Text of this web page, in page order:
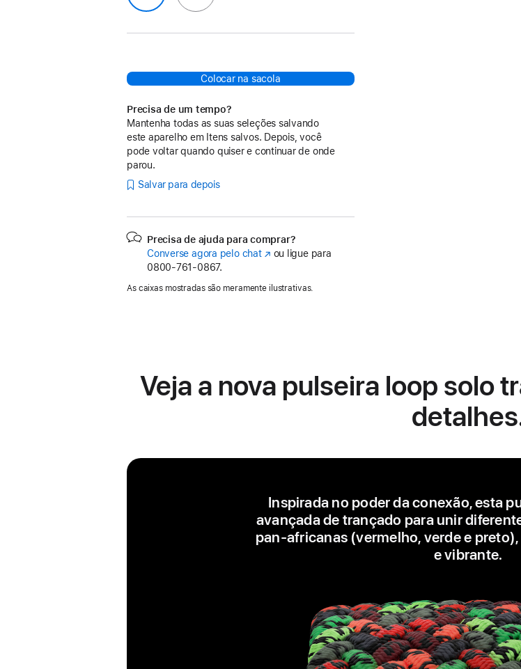
Colocar na sacola
Precisa de um tempo?
Mantenha todas as suas seleções salvando
este aparelho em Itens salvos. Depois, você
pode voltar quando quiser e continuar de onde
parou.
Salvar para depois
Precisa de ajuda para comprar?
Converse agora pelo chat(o
em
ou ligue para
0800-761-0867.
As caixas mostradas são meramente ilustrativas.
Veja a nova pulseira loop solo
Inspirada no poder da conexão, esta
avançada de trançado para unir
pan‑africanas (vermelho, verde e
e vibrante.